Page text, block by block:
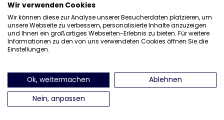
find us on Instagram
find us on Facebook
find us on Pinterest
find us on
Wir verwenden Cookies
Wir können diese zur Analyse unserer Besucherdaten platzieren, um
unsere Webseite zu verbessern, personalisierte Inhalte anzuzeigen
und Ihnen ein großartiges Webseiten-Erlebnis zu bieten. Für weitere
Informationen zu den von uns verwendeten Cookies öffnen Sie die
Einstellungen.
Ok, weitermachen
Ablehnen
Nein, anpassen